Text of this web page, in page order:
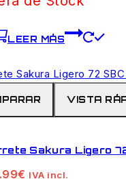
LEER MÁS
VISTA
Sakura Ligero
€ IVA incl.